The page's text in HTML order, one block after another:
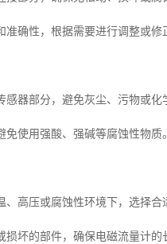
确性，根据需要进行调整或修
器部分，避免灰尘、污物或化
使用强酸、强碱等腐蚀性物质。
高压或腐蚀性环境下，选择合
坏的部件，确保电磁流量计的